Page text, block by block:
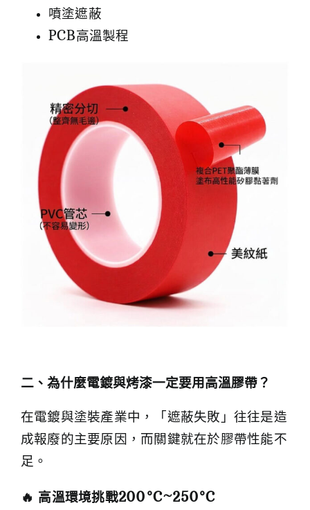
噴塗遮蔽
PCB高溫製程
二、為什麼電鍍與烤漆一定要用高溫膠帶？
在電鍍與塗裝產業中，「遮蔽失敗」往往是造
成報廢的主要原因，而關鍵就在於膠帶性能不
足。
🔥 高溫環境挑戰200°C~250°C